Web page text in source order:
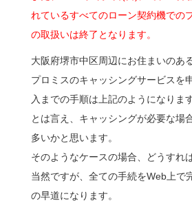
れているすべてのローン契約機での
の取扱いは終了となります。
大阪府堺市中区周辺にお住まいのあ
プロミスのキャッシングサービスを
入までの手順は上記のようになります
とは言え、キャッシングが必要な場
多いかと思います。
そのようなケースの場合、どうすれ
当然ですが、全ての手続をWeb上で
の早道になります。